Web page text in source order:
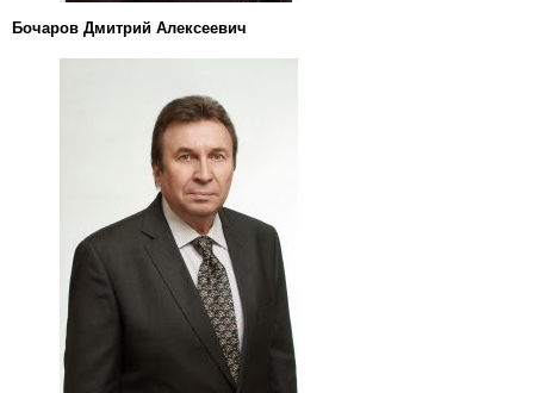
Бочаров Дмитрий Алексеевич